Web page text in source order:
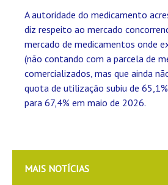
A autoridade do medicamento
diz respeito ao mercado
mercado de medicamentos onde
(não contando com a parcela de
comercializados, mas que ainda
quota de utilização subiu de
para 67,4% em maio de 2026.
MAIS NOTÍCIAS